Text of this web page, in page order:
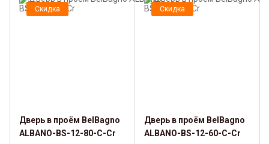
Скидка
Дверь в проём BelBagno
ALBANO-BS-12-80-C-Cr
Скидка
Дверь в проём BelBagno
ALBANO-BS-12-60-C-Cr